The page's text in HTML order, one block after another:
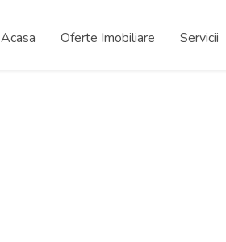
Acasa Oferte Imobiliare Servicii